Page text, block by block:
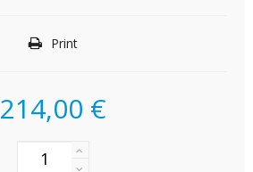
Print
214,00 €